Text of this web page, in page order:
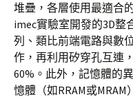
堆疊，各層使用最適合
imec實驗室開發的3D整
列、類比前端電路與數
作，再利用矽穿孔互連
60%。此外，記憶體的
憶體（如RRAM或